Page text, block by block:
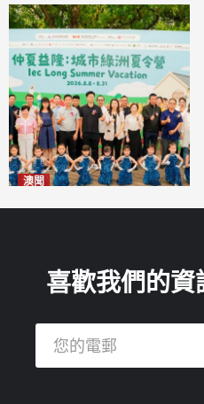
澳聞
2026-08-09
喜歡我們的資